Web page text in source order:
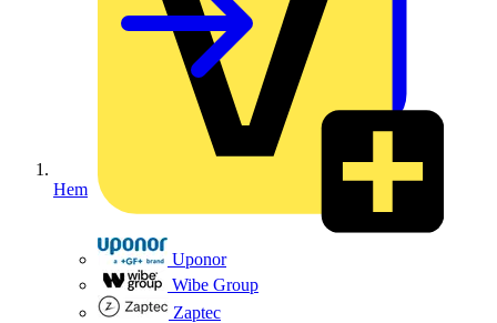
Uponor
Wibe Group
Zaptec
Hem